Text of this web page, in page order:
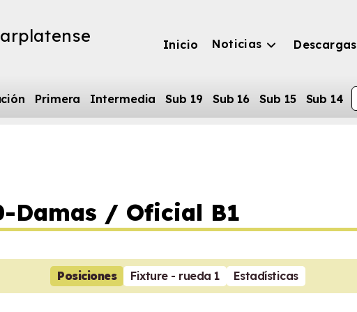
Inicio Noticias Descargas
Primera Intermedia Sub 19 Sub 16 Sub 15 Sub 14
Damas / Oficial B1
Posiciones Fixture - rueda 1 Estadísticas